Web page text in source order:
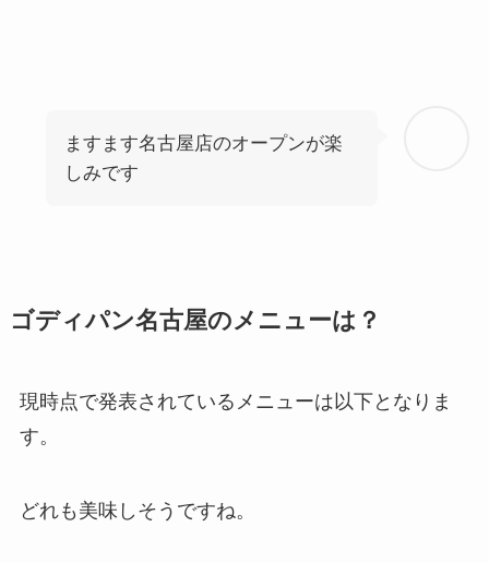
ますます名古屋店のオープンが楽
しみです
ゴディパン名古屋のメニューは？
現時点で発表されているメニューは以下となりま
す。
どれも美味しそうですね。